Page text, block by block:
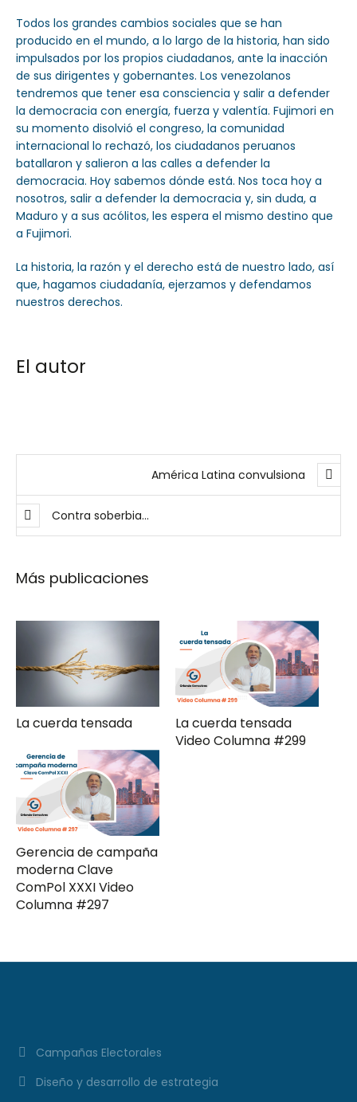
Todos los grandes cambios sociales que se han
producido en el mundo, a lo largo de la historia, han sido
impulsados por los propios ciudadanos, ante la inacción
de sus dirigentes y gobernantes. Los venezolanos
tendremos que tener esa consciencia y salir a defender
la democracia con energía, fuerza y valentía. Fujimori en
su momento disolvió el congreso, la comunidad
internacional lo rechazó, los ciudadanos peruanos
batallaron y salieron a las calles a defender la
democracia. Hoy sabemos dónde está. Nos toca hoy a
nosotros, salir a defender la democracia y, sin duda, a
Maduro y a sus acólitos, les espera el mismo destino que
a Fujimori.
La historia, la razón y el derecho está de nuestro lado, así
que, hagamos ciudadanía, ejerzamos y defendamos
nuestros derechos.
El autor
América Latina convulsiona
Contra soberbia…
Más publicaciones
La cuerda tensada
La cuerda tensada
Video Columna #299
Gerencia de campaña
moderna Clave
ComPol XXXI Video
Columna #297
Campañas Electorales
Diseño y desarrollo de estrategia